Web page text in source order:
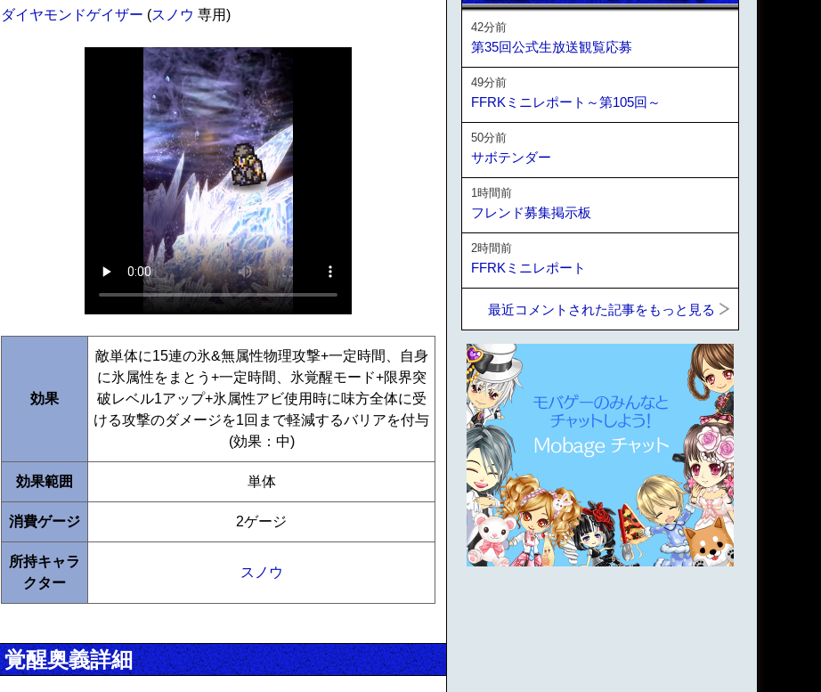
ダイヤモンドゲイザー (スノウ 専用)
効果
敵単体に15連の氷&無属性物理攻撃+一定時間、自身
に氷属性をまとう+一定時間、氷覚醒モード+限界突
破レベル1アップ+氷属性アビ使用時に味方全体に受
ける攻撃のダメージを1回まで軽減するバリアを付与
(効果：中)
効果範囲 単体
消費ゲージ 2ゲージ
所持キャラ
クター
スノウ
覚醒奥義詳細
42分前
第35回公式生放送観覧応募
49分前
FFRKミニレポート～第105回～
50分前
サボテンダー
1時間前
フレンド募集掲示板
2時間前
FFRKミニレポート
最近コメントされた記事をもっと見る